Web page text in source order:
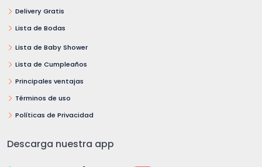
Delivery Gratis
Lista de Bodas
Lista de Baby Shower
Lista de Cumpleaños
Principales ventajas
Términos de uso
Políticas de Privacidad
Descarga nuestra app